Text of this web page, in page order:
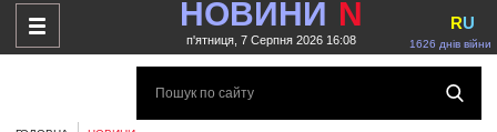
НОВИНИ N
п'ятниця, 7 Серпня 2026 16:08 1626 днів війни
RU